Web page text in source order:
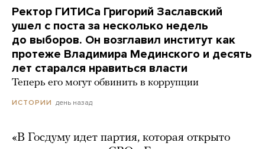
Ректор ГИТИСа Григорий Заславский
ушел с поста за несколько недель
до выборов. Он возглавил институт как
протеже Владимира Мединского и десять
лет старался нравиться власти
Теперь его могут обвинить в коррупции
ИСТОРИИ день назад
«В Госдуму идет партия, которая открыто